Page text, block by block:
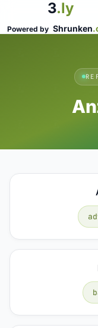
3.ly
Powered by Shrunken